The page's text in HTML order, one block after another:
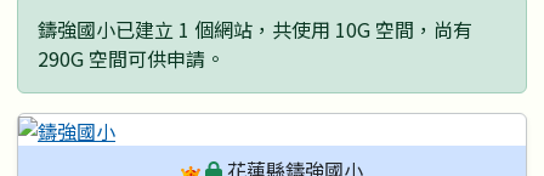
鑄強國小已建立 1 個網站，共使用 10G 空間，尚有
290G 空間可供申請。